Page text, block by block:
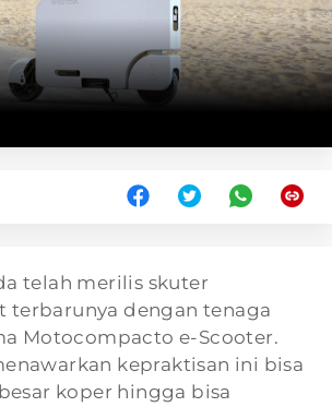
telah merilis skuter
terbarunya dengan tenaga
Motocompacto e-Scooter.
kepraktisan ini bisa
koper hingga bisa